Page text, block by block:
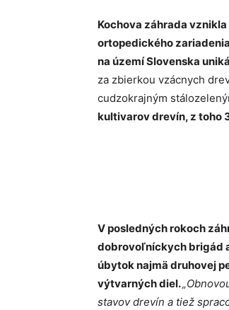
Kochova záhrada
ortopedického
na území Slovenska
za zbierkou vzácnych
cudzokrajným
kultivarov drevín, z toho
V posledných rokoch
dobrovoľníckych brigád
úbytok najmä druhovej
výtvarných diel.
stavov drevín a tiež